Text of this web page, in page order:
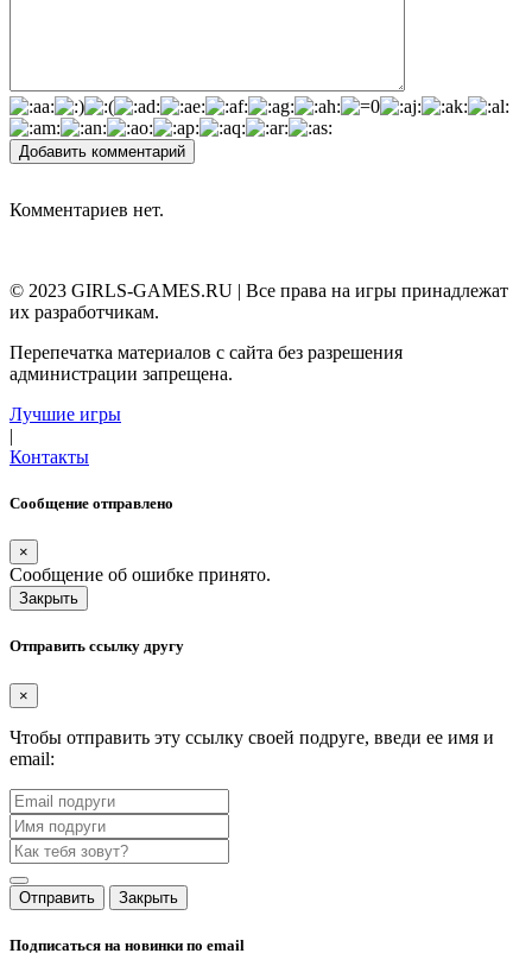
Добавить комментарий
Комментариев нет.
© 2023 GIRLS-GAMES.RU | Все права на игры принадлежат
их разработчикам.
Перепечатка материалов с сайта без разрешения
администрации запрещена.
Лучшие игры
|
Контакты
Сообщение отправлено
×
Сообщение об ошибке принято.
Закрыть
Отправить ссылку другу
×
Чтобы отправить эту ссылку своей подруге, введи ее имя и
email:
Отправить Закрыть
Подписаться на новинки по email